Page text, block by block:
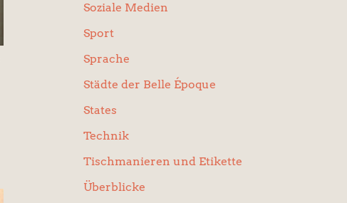
Soziale Medien
Sport
Sprache
Städte der Belle Époque
States
Technik
Tischmanieren und Etikette
Überblicke